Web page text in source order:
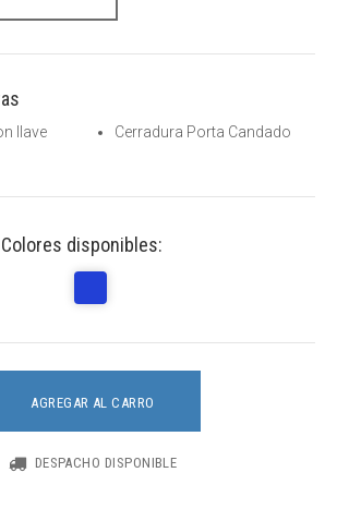
llave Cerradura Porta Candado
Colores disponibles:
AGREGAR AL CARRO
DESPACHO DISPONIBLE